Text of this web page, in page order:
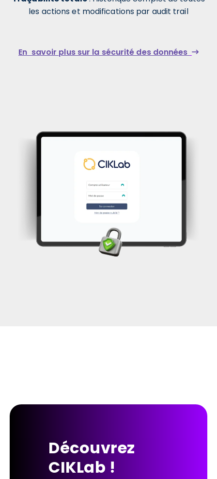
les actions et modifications par audit trail
En savoir plus sur la sécurité des données
Découvrez
CIKLab !